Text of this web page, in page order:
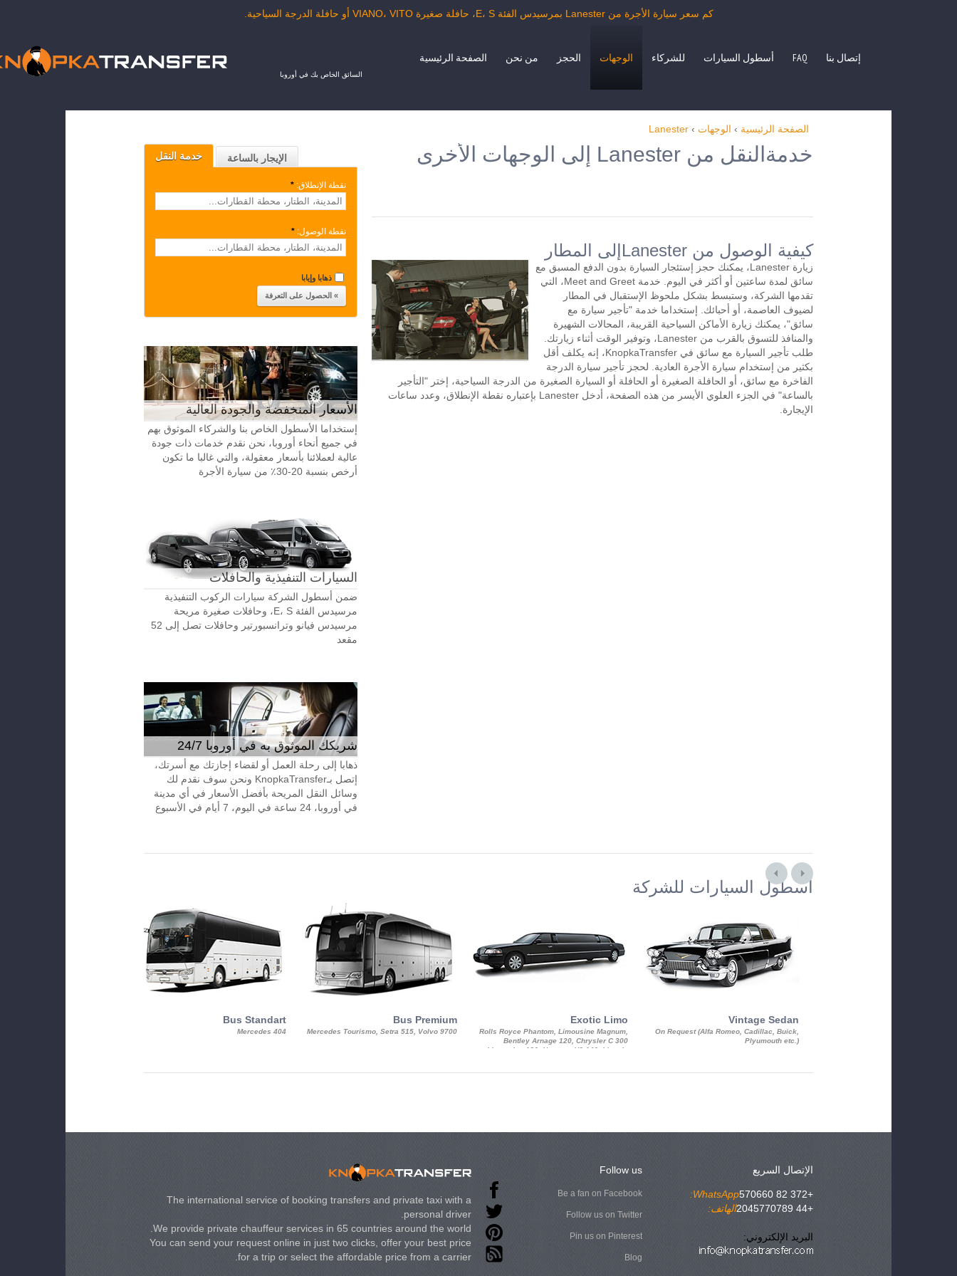
كم سعر سيارة الأجرة من Lanester بمرسيدس الفئة E، S، حافلة صغيرة VIANO، VITO أو حافلة الدرجة السياحية.
السائق الخاص بك في أوروبا
الصفحة الرئيسية من نحن الحجز الوجهات للشركاء أسطول السيارات FAQ إتصال بنا
الصفحة الرئيسية › الوجهات ›
Lanester
خدمة النقل الإيجار بالساعة
نقطة الإنطلاق: *
نقطة الوصول: *
ذهابا وإيابا
الأسعار المنخفضة والجودة العالية
إستخداما الأسطول الخاص بنا والشركاء الموثوق بهم
في جميع أنحاء أوروبا، نحن نقدم خدمات ذات جودة
عالية لعملائنا بأسعار معقولة، والتي غالبا ما تكون
أرخص بنسبة 20-30٪ من سيارة الأجرة
السيارات التنفيذية والحافلات
ضمن أسطول الشركة سيارات الركوب التنفيذية
مرسيدس الفئة E، S، وحافلات صغيرة مريحة
مرسيدس فيانو وترانسبورتير وحافلات تصل إلى 52
مقعد
شريكك الموثوق به في أوروبا 24/7
ذهابا إلى رحلة العمل أو لقضاء إجازتك مع أسرتك،
إتصل بـKnopkaTransfer ونحن سوف نقدم لك
وسائل النقل المريحة بأفضل الأسعار في أي مدينة
في أوروبا، 24 ساعة في اليوم، 7 أيام في الأسبوع
خدمةالنقل من Lanester إلى الوجهات الأخرى
كيفية الوصول من Lanesterإلى المطار
زيارة Lanester، يمكنك حجز إستئجار السيارة بدون الدفع المسبق مع
سائق لمدة ساعتين أو أكثر في اليوم. خدمة Meet and Greet، التي
تقدمها الشركة، وستبسط بشكل ملحوظ الإستقبال في المطار
لضيوف العاصمة، أو أحبائك. إستخداما خدمة "تأجير سيارة مع
سائق"، يمكنك زيارة الأماكن السياحية القريبة، المحالات الشهيرة
والمنافذ للتسوق بالقرب من Lanester، وتوفير الوقت أثناء زيارتك.
طلب تأجير السيارة مع سائق في KnopkaTransfer، إنه يكلف أقل
بكثير من إستخدام سيارة الأجرة العادية. لحجز تأجير سيارة الدرجة
الفاخرة مع سائق، أو الحافلة الصغيرة أو الحافلة أو السيارة الصغيرة من الدرجة السياحية، إختر "التأجير
بالساعة" في الجزء العلوي الأيسر من هذه الصفحة، أدخل Lanester بإعتباره نقطة الإنطلاق، وعدد ساعات
الإيجارة.
أسطول السيارات للشركة
Bus Standart
Mercedes 404
Bus Premium
Mercedes Tourismo, Setra 515, Volvo 9700
Exotic Limo
Rolls Royce Phantom, Limousine Magnum,
Bentley Arnage 120, Chrysler C 300
Limousine 130, Hummer H3 140, Lincoln
Vintage Sedan
On Request (Alfa Romeo, Cadillac, Buick,
Plyumouth etc.)
The international service of booking transfers and private taxi with a
personal driver.
We provide private chauffeur services in 65 countries around the world.
You can send your request online in just two clicks, offer your best price
for a trip or select the affordable price from a carrier.
Follow us
Be a fan on Facebook
Follow us on Twitter
Pin us on Pinterest
Blog
الإتصال السريع
WhatsApp:
+372 82 570660
الهاتف:
+44 2045770789
البريد الإلكتروني: